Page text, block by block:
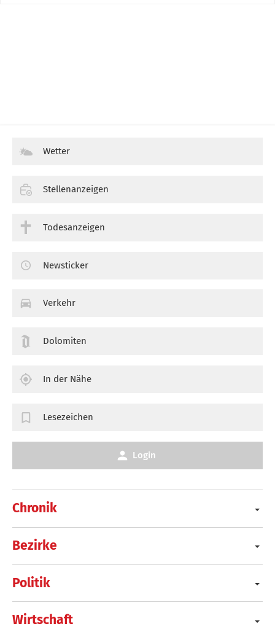
Chronik
Bezirke
Politik
Wirtschaft
Wetter
Stellenanzeigen
Todesanzeigen
Newsticker
Verkehr
Dolomiten
In der Nähe
Lesezeichen
Login